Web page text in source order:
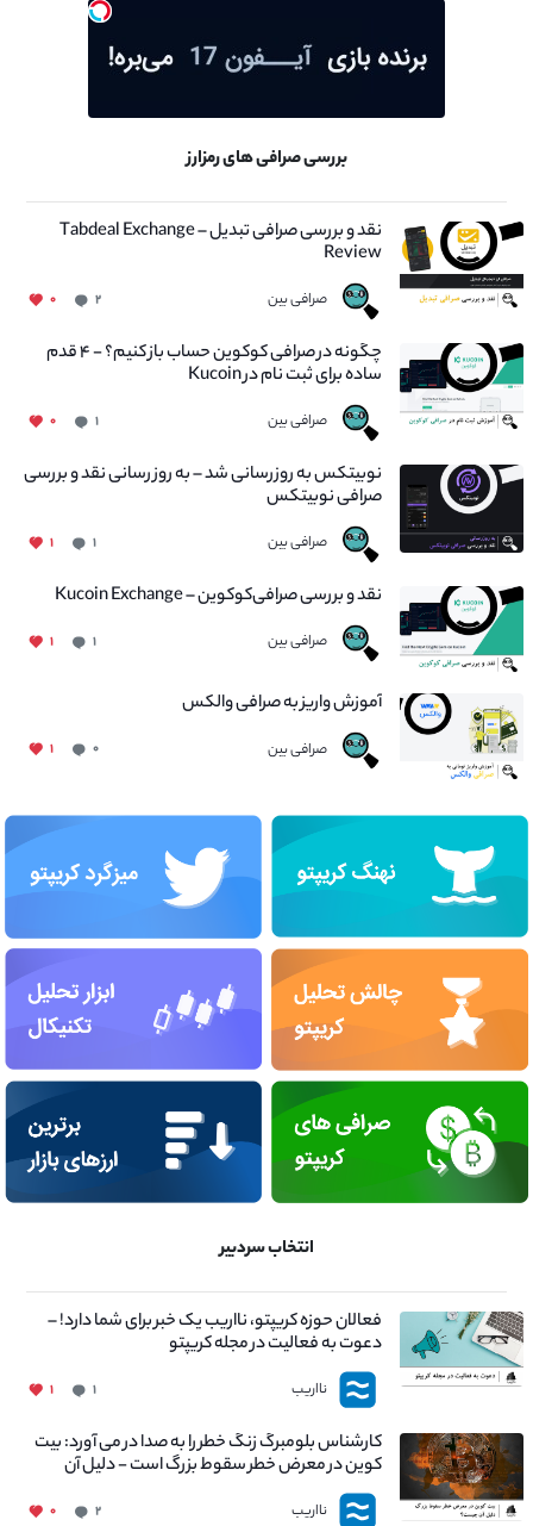
بررسی صرافی های رمزارز
نقد و بررسی صرافی تبدیل – Tabdeal Exchange
Review
صرافی بین ۲ ۰
چگونه در صرافی کوکوین حساب باز کنیم؟ - ۴ قدم
ساده برای ثبت نام در Kucoin
صرافی بین ۱ ۰
نوبیتکس به روزرسانی شد – به روز رسانی نقد و بررسی
صرافی نوبیتکس
صرافی بین ۱ ۱
نقد و بررسی صرافی‌کوکوین – Kucoin Exchange
صرافی بین ۱ ۱
آموزش واریز به صرافی والکس
صرافی بین ۰ ۱
انتخاب سردبیر
فعالان حوزه کریپتو، نااریب یک خبر برای شما دارد! –
دعوت به فعالیت در مجله کریپتو
نااریب ۱ ۱
کارشناس بلومبرگ زنگ خطر را به صدا در می آورد: بیت
کوین در معرض خطر سقوط بزرگ است - دلیل آن
چیست؟
نااریب ۲ ۰